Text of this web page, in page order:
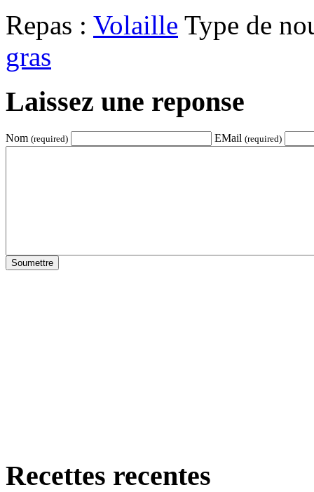
Repas : Volaille Type de
gras
Laissez une reponse
Nom (required) EMail (required)
Recettes recentes